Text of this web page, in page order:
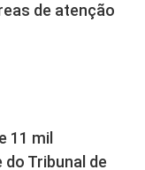
de atenção
11 mil
Tribunal de